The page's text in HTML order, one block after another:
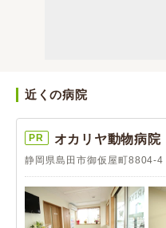
近くの病院
PR オカリヤ動物病院
静岡県島田市御仮屋町8804-